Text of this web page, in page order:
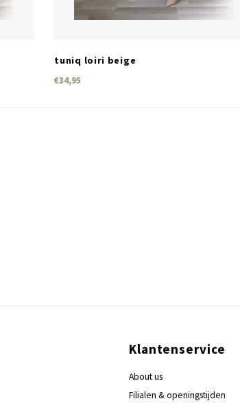
SIZES
tuniq loiri beige
€34,95
Klantenservice
About us
Filialen & openingstijden